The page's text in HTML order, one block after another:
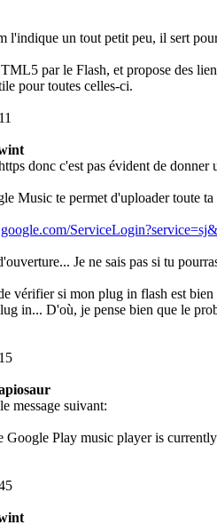
l'indique un tout petit peu, il sert
par le Flash, et propose des
pour toutes celles-ci.
donc c'est pas évident de donner
Music te permet d'uploader toute
Je ne sais pas si tu
vérifier si mon plug in flash est
in... D'où, je pense bien que le
message suivant:
Google Play music player is